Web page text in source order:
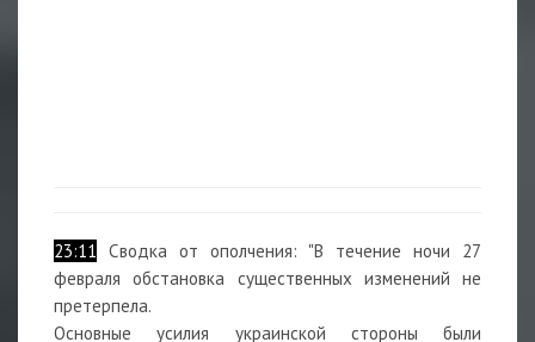
23:11 Сводка от ополчения: "В течение ночи 27
февраля обстановка существенных изменений не
претерпела.
Основные усилия украинской стороны были